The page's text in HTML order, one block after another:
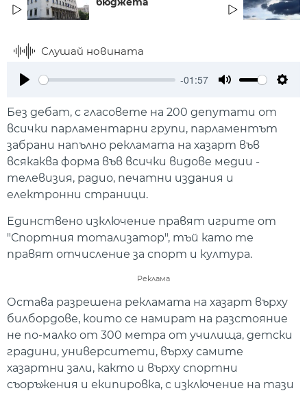
Слушай новината
-01:57
Без дебат, с гласовете на 200 депутати от
всички парламентарни групи, парламентът
забрани напълно рекламата на хазарт във
всякаква форма във всички видове медии -
телевизия, радио, печатни издания и
електронни страници.
Единствено изключение правят игрите от
"Спортния тотализатор", тъй като те
правят отчисление за спорт и култура.
Реклама
Остава разрешена рекламата на хазарт върху
билбордове, които се намират на разстояние
не по-малко от 300 метра от училища, детски
градини, университети, върху самите
хазартни зали, както и върху спортни
съоръжения и екипировка, с изключение на тази